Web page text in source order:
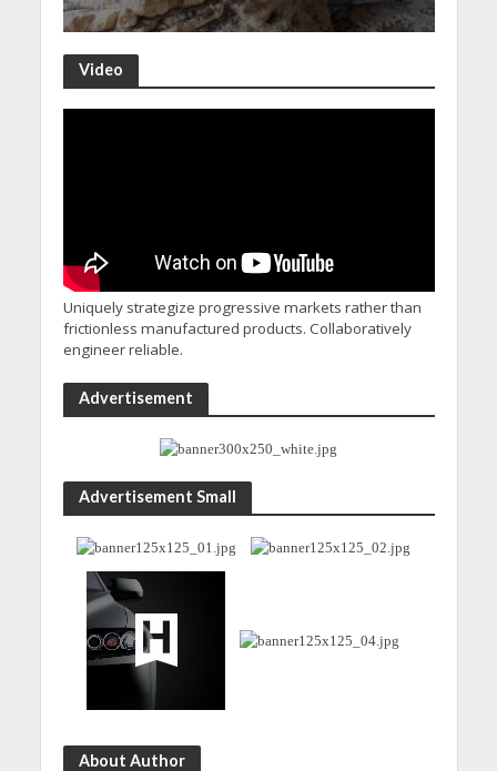
Video
Uniquely strategize progressive markets rather than
frictionless manufactured products. Collaboratively
engineer reliable.
Advertisement
Advertisement Small
About Author